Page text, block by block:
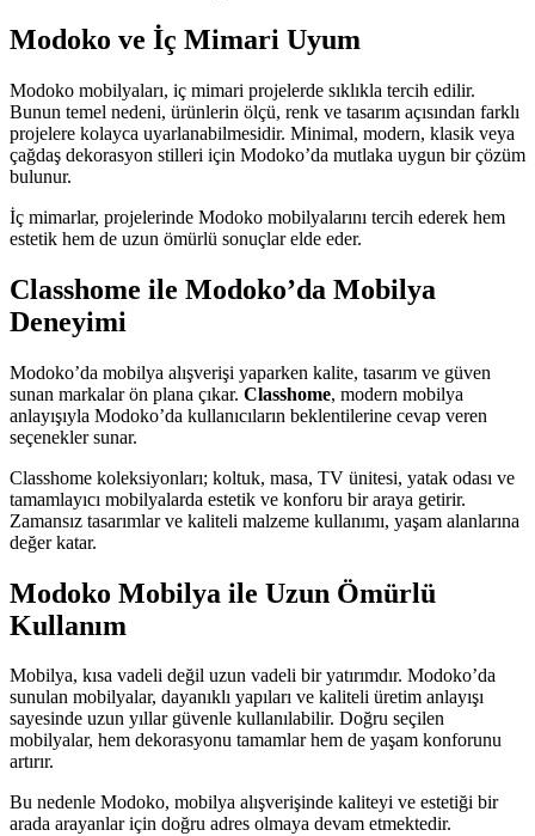
Modoko ve İç Mimari Uyum
Modoko mobilyaları, iç mimari projelerde sıklıkla tercih edilir.
Bunun temel nedeni, ürünlerin ölçü, renk ve tasarım açısından farklı
projelere kolayca uyarlanabilmesidir. Minimal, modern, klasik veya
çağdaş dekorasyon stilleri için Modoko’da mutlaka uygun bir çözüm
bulunur.
İç mimarlar, projelerinde Modoko mobilyalarını tercih ederek hem
estetik hem de uzun ömürlü sonuçlar elde eder.
Classhome ile Modoko’da Mobilya
Deneyimi
Modoko’da mobilya alışverişi yaparken kalite, tasarım ve güven
sunan markalar ön plana çıkar. Classhome, modern mobilya
anlayışıyla Modoko’da kullanıcıların beklentilerine cevap veren
seçenekler sunar.
Classhome koleksiyonları; koltuk, masa, TV ünitesi, yatak odası ve
tamamlayıcı mobilyalarda estetik ve konforu bir araya getirir.
Zamansız tasarımlar ve kaliteli malzeme kullanımı, yaşam alanlarına
değer katar.
Modoko Mobilya ile Uzun Ömürlü
Kullanım
Mobilya, kısa vadeli değil uzun vadeli bir yatırımdır. Modoko’da
sunulan mobilyalar, dayanıklı yapıları ve kaliteli üretim anlayışı
sayesinde uzun yıllar güvenle kullanılabilir. Doğru seçilen
mobilyalar, hem dekorasyonu tamamlar hem de yaşam konforunu
artırır.
Bu nedenle Modoko, mobilya alışverişinde kaliteyi ve estetiği bir
arada arayanlar için doğru adres olmaya devam etmektedir.